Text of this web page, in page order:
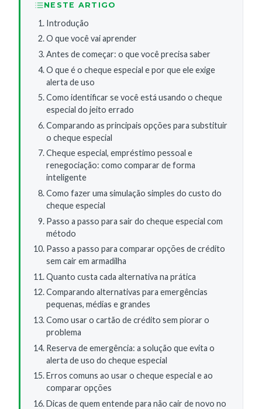
NESTE ARTIGO
Introdução
O que você vai aprender
Antes de começar: o que você precisa saber
O que é o cheque especial e por que ele exige
alerta de uso
Como identificar se você está usando o cheque
especial do jeito errado
Comparando as principais opções para substituir
o cheque especial
Cheque especial, empréstimo pessoal e
renegociação: como comparar de forma
inteligente
Como fazer uma simulação simples do custo do
cheque especial
Passo a passo para sair do cheque especial com
método
Passo a passo para comparar opções de crédito
sem cair em armadilha
Quanto custa cada alternativa na prática
Comparando alternativas para emergências
pequenas, médias e grandes
Como usar o cartão de crédito sem piorar o
problema
Reserva de emergência: a solução que evita o
alerta de uso do cheque especial
Erros comuns ao usar o cheque especial e ao
comparar opções
Dicas de quem entende para não cair de novo no